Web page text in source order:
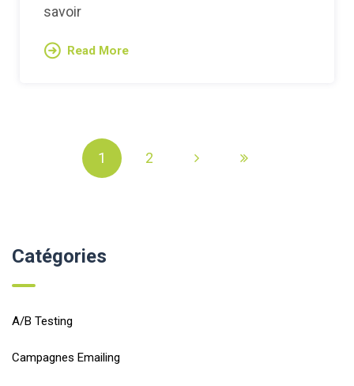
savoir
Read More
1 2
Catégories
A/B Testing
Campagnes Emailing